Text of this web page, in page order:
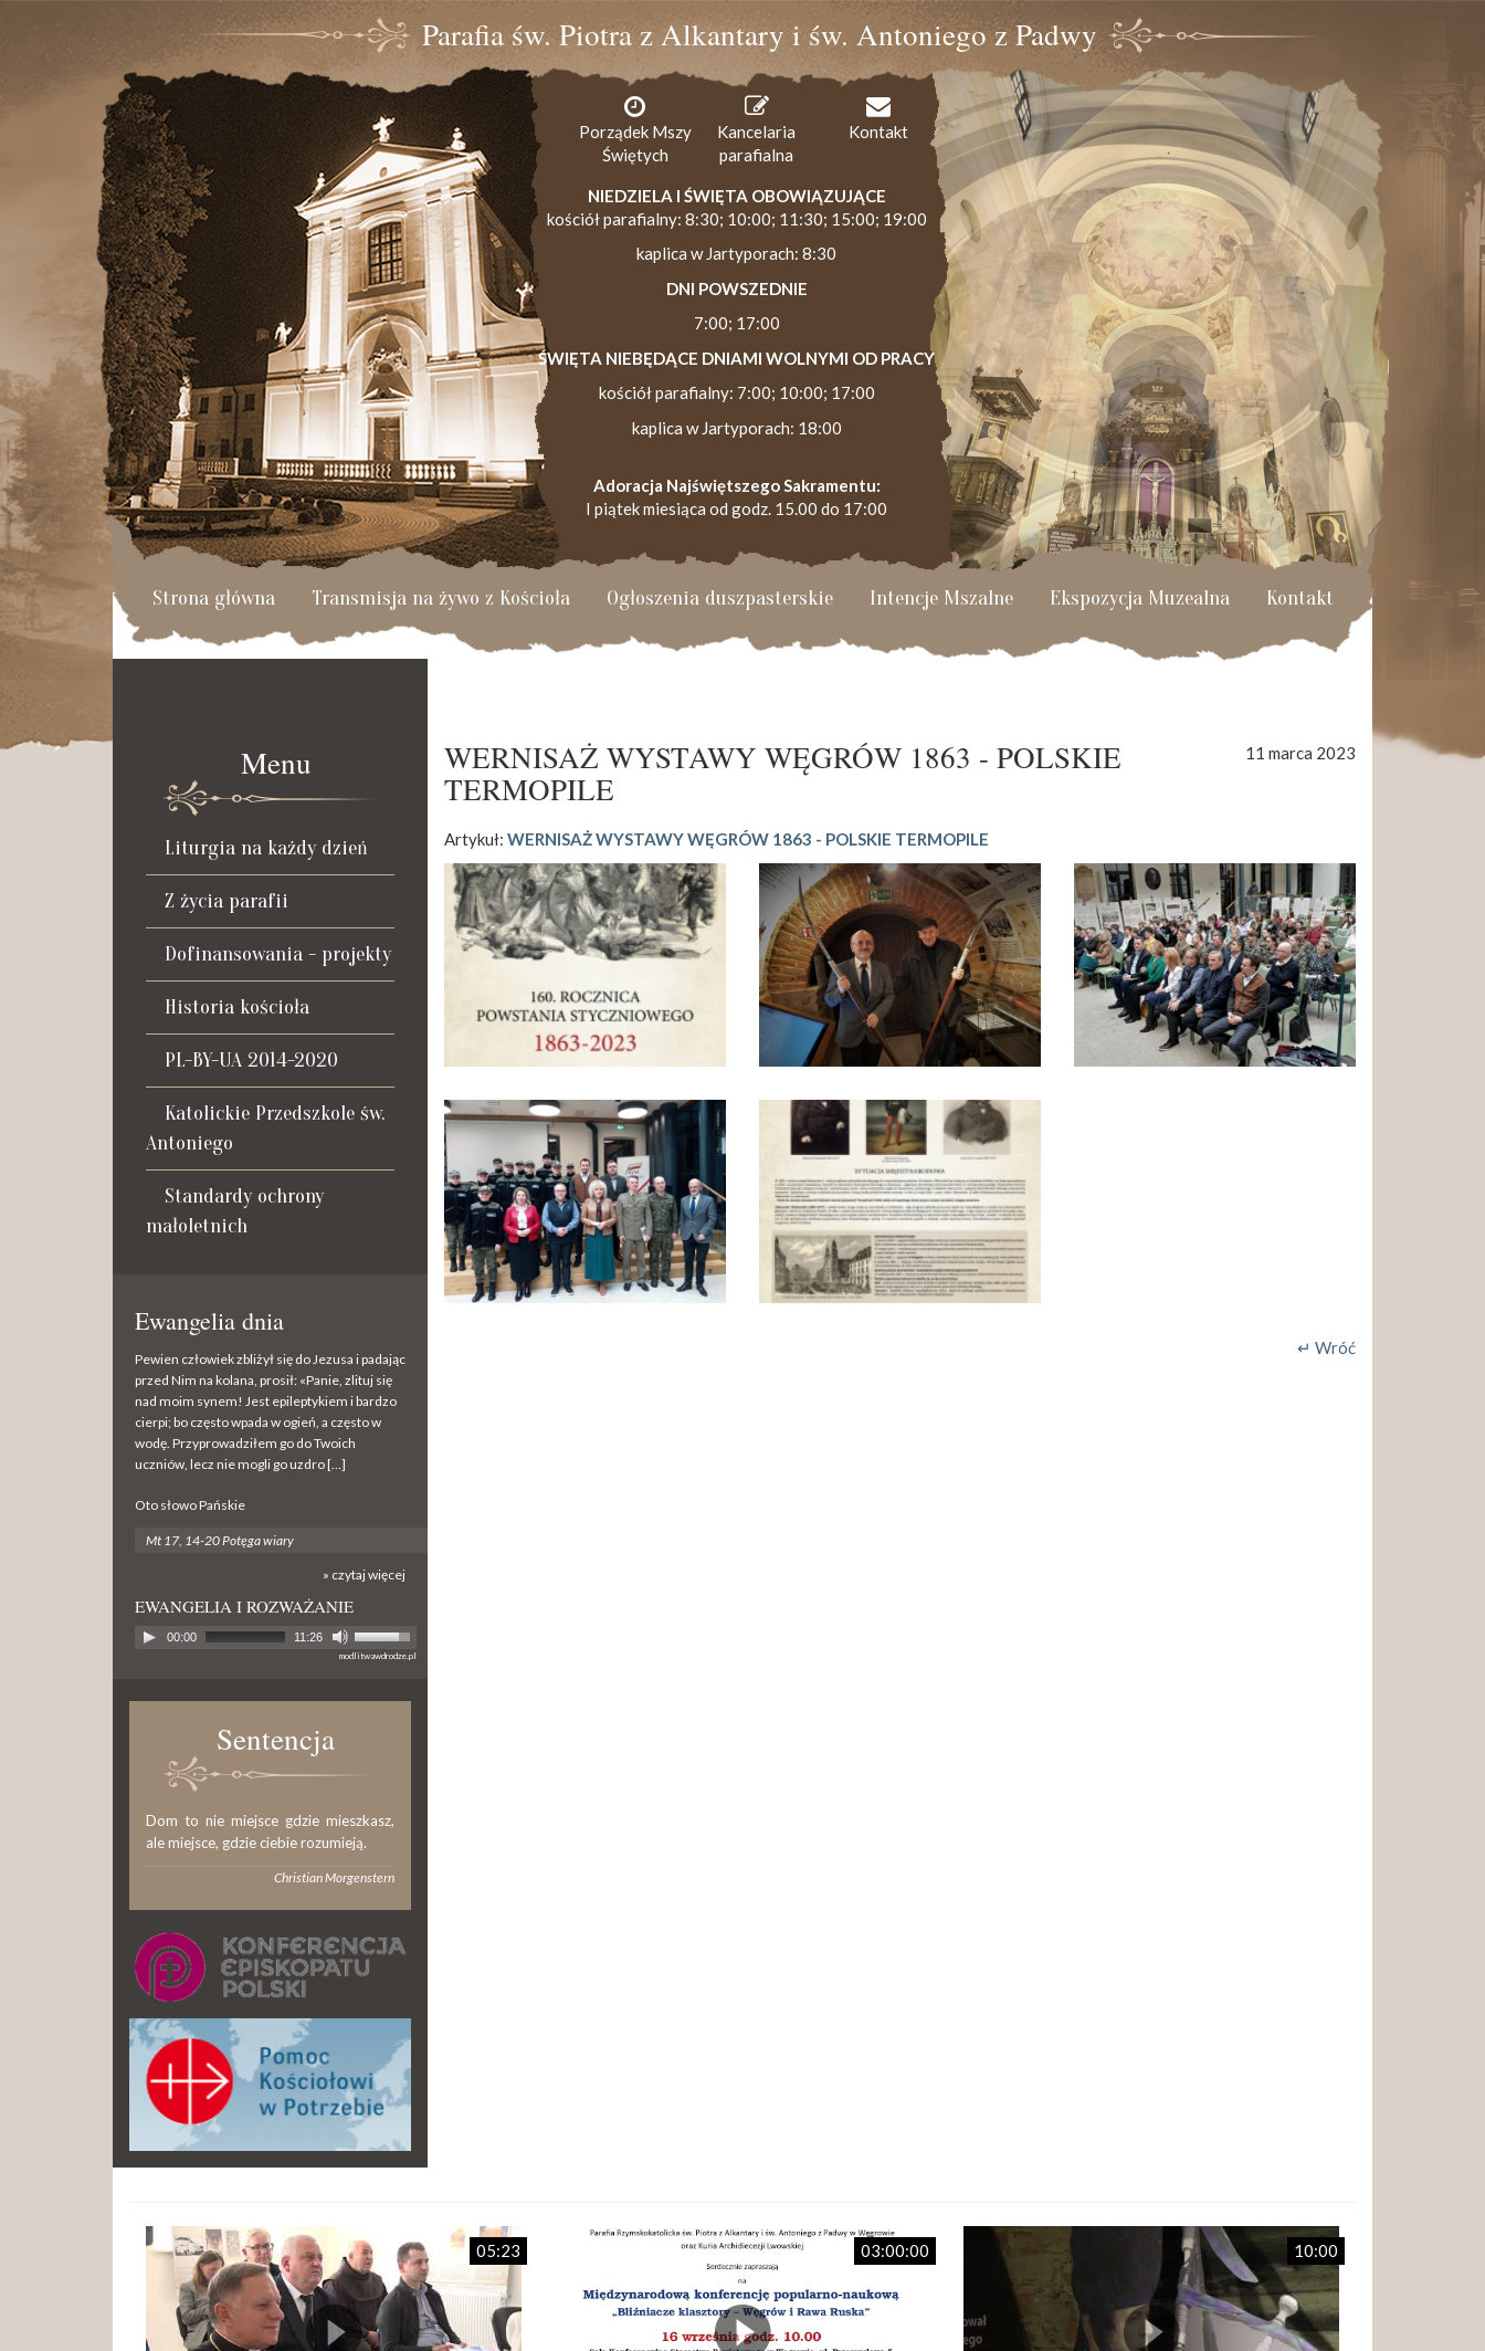
Parafia św. Piotra z Alkantary i św. Antoniego z Padwy
Porządek Mszy
Świętych
Kancelaria
parafialna
Kontakt
NIEDZIELA I ŚWIĘTA OBOWIĄZUJĄCE
kościół parafialny: 8:30; 10:00; 11:30; 15:00; 19:00
kaplica w Jartyporach: 8:30
DNI POWSZEDNIE
7:00; 17:00
ŚWIĘTA NIEBĘDĄCE DNIAMI WOLNYMI OD PRACY
kościół parafialny: 7:00; 10:00; 17:00
kaplica w Jartyporach: 18:00
Adoracja Najświętszego Sakramentu:
I piątek miesiąca od godz. 15.00 do 17:00
po Mszy św. wieczornej do godz. 18.00.
Telefon dyżurny: +48 665 034 305
Zwiedzanie kościoła i ekspozycji muzealnej:
Roman Postek + 48 667 684 406
Parafia św. Piotra z Alkantary
i św. Antoniego z Padwy
Tadeusza Kościuszki 27a
07-100 Węgrów
tel. (+48) 665 034 305
Numer konta:
59 9236 0008 0012 8645 2000 0010
Strona główna Transmisja na żywo z Kościoła Ogłoszenia duszpasterskie Intencje Mszalne Ekspozycja Muzealna Kontakt
Menu
Liturgia na każdy dzień
Z życia parafii
Dofinansowania - projekty
Historia kościoła
PL-BY-UA 2014-2020
Katolickie Przedszkole św.
Antoniego
Standardy ochrony
małoletnich
Ewangelia dnia
Pewien człowiek zbliżył się do Jezusa i padając
przed Nim na kolana, prosił: «Panie, zlituj się
nad moim synem! Jest epileptykiem i bardzo
cierpi; bo często wpada w ogień, a często w
wodę. Przyprowadziłem go do Twoich
uczniów, lecz nie mogli go uzdro […]
Oto słowo Pańskie
Mt 17, 14-20 Potęga wiary
» czytaj więcej
EWANGELIA I ROZWAŻANIE
00:00 11:26
modlitwawdrodze.pl
Sentencja
Dom to nie miejsce gdzie mieszkasz,
ale miejsce, gdzie ciebie rozumieją.
Christian Morgenstern
11 marca 2023
WERNISAŻ WYSTAWY WĘGRÓW 1863 - POLSKIE
TERMOPILE
Artykuł: WERNISAŻ WYSTAWY WĘGRÓW 1863 - POLSKIE TERMOPILE
↵ Wróć
05:23 03:00:00 10:00